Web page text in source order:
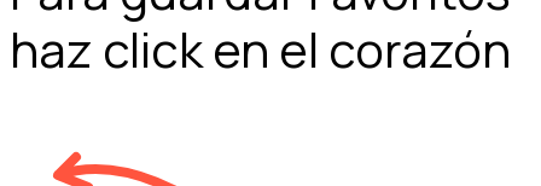
haz click en el corazón